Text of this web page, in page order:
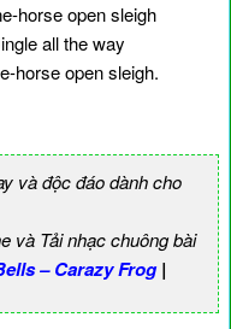
horse open sleigh
all the way
horse open sleigh.
và độc đáo dành cho
và Tải nhạc chuông bài
– Carazy Frog|